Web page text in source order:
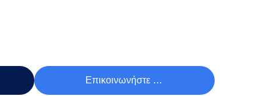
Επικοινωνήστε Τώρα